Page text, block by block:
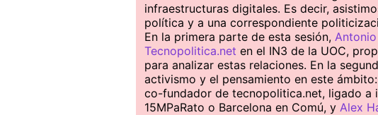
infraestructuras digitales. Es decir,
política y a una correspondiente
En la primera parte de esta sesión,
Tecnopolitica.net en el IN3 de la UOC,
para analizar estas relaciones. En la
activismo y el pensamiento en este ámbito:
co-fundador de tecnopolitica.net, ligado a
15MPaRato o Barcelona en Comú, y Alex